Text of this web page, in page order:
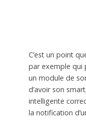
C’est un point
par exemple qui
un module de
d’avoir son
intelligente
la notification